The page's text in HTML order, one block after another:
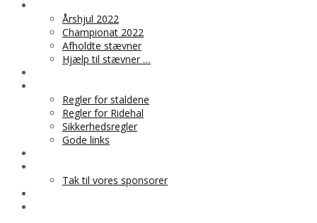
Årshjul 2022
Championat 2022
Afholdte stævner
Hjælp til stævner …
Regler for staldene
Regler for Ridehal
Sikkerhedsregler
Gode links
Tak til vores sponsorer